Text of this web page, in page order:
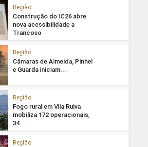
Região
Construção do IC26 abre
nova acessibilidade a
Trancoso
Região
Câmaras de Almeida, Pinhel
e Guarda iniciam...
Região
Fogo rural em Vila Ruiva
mobiliza 172 operacionais,
34...
Região